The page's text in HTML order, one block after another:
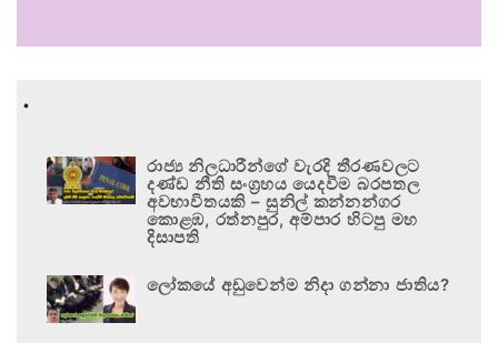
.
රාජ්‍ය නිලධාරීන්ගේ වැරදි තීරණවලට
දණ්ඩ නීති සංග්‍රහය යෙදවීම බරපතල
අවභාවිතයකි – සුනිල් කන්නන්ගර
කොළඹ, රත්නපුර, අම්පාර හිටපු මහ
දිසාපති
ලෝකයේ අඩුවෙන්ම නිදා ගන්නා ජාතිය?